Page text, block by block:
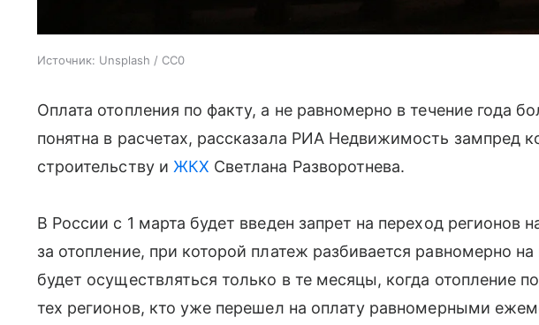
Источник: Unsplash / CC0
Оплата отопления по факту, а не равномерно в течение года
понятна в расчетах, рассказала РИА Недвижимость зампред
строительству и ЖКХ Светлана Разворотнева.
В России с 1 марта будет введен запрет на переход регионов
за отопление, при которой платеж разбивается равномерно на
будет осуществляться только в те месяцы, когда отопление
тех регионов, кто уже перешел на оплату равномерными